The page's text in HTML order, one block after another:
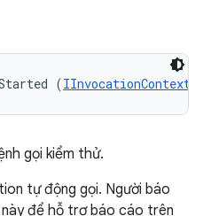
(IInvocationContext
gọi kiểm thử.
tự động gọi. Người báo
để hỗ trợ báo cáo trên